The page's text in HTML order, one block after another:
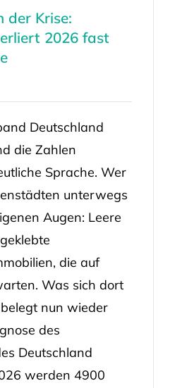
der Krise:
2026 fast
Deutschland
die Zahlen
Sprache. Wer
unterwegs
Augen: Leere
die auf
Was sich dort
nun wieder
des
Deutschland
werden 4900